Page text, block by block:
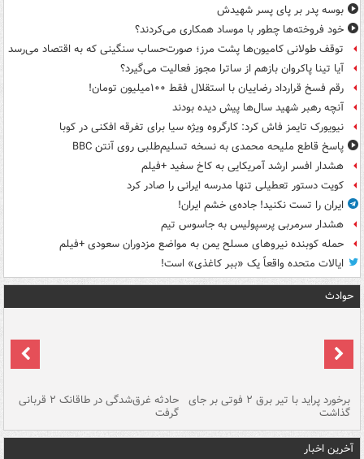
بوسه‌ پدر بر پای پسر شهیدش
خود فروخته‌ها چطور با موساد همکاری می‌کردند؟
توقف طولانی کامیون‌ها پشت مرز؛ صورت‌حساب سنگینی که به اقتصاد می‌رسد
آیا تینا پاکروان بازهم از ساترا مجوز فعالیت می‌گیرد؟
رقم فسخ قرارداد رضاییان با استقلال فقط ۱۰۰میلیون تومان!
آنچه رهبر شهید سال‌ها پیش دیده بودند
نیویورک تایمز فاش کرد: کارگروه ویژه سیا برای تفرقه افکنی در کوبا
پاسخ قاطع ملیحه محمدی به نسخه تسلیم‌طلبی روی آنتن BBC
هشدار افسر ارشد آمریکایی به کاخ سفید +فیلم
کویت دستور تعطیلی تنها مدرسه ایرانی را صادر کرد
ایران را تست نکنید! جاده‌ی خشم ایران!
هشدار سرمربی پرسپولیس به جاسوس تیم
حمله کوبنده نیروهای مسلح یمن به مواضع مزدوران سعودی +فیلم
ایالات متحده واقعاً یک «ببر کاغذی» است!
حوادث
برخورد پراید با تیر برق ۲ فوتی بر جای
گذاشت
حادثه غرق‌شدگی در طاقانک ۲ قربانی
گرفت
آخرین اخبار